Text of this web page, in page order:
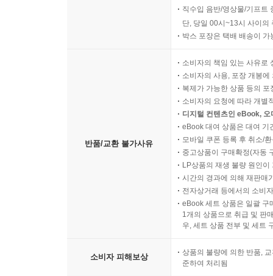
직수입 음반/영상물/기프트
단, 당일 00시~13시 사이의
박스 포장은 택배 배송이
반품/교환 불가사유
소비자의 책임 있는 사유로
소비자의 사용, 포장 개봉
복제가 가능한 상품 등의
소비자의 요청에 따라 개별
디지털 컨텐츠인 eBook,
eBook 대여 상품은 대여 기
모바일 쿠폰 등록 후 취소/
중고상품이 구매확정(자동
LP상품의 재생 불량 원인
시간의 경과에 의해 재판매
전자상거래 등에서의 소비
eBook 세트 상품은 일괄 구
1개의 상품으로 취급 및 판
우, 세트 상품 전부 및 세트
소비자 피해보상
상품의 불량에 의한 반품,
준하여 처리됨